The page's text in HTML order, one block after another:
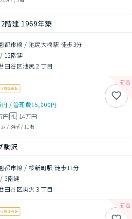
階建 1969年築
都市線 / 池尻大橋駅 徒歩3分
/ 12階建
田谷区池尻２丁目
円 /管理費15,000円
円 礼 14万円
/ 34㎡ / 11階
駒沢
都市線 / 桜新町駅 徒歩11分
/ 3階建
田谷区駒沢３丁目